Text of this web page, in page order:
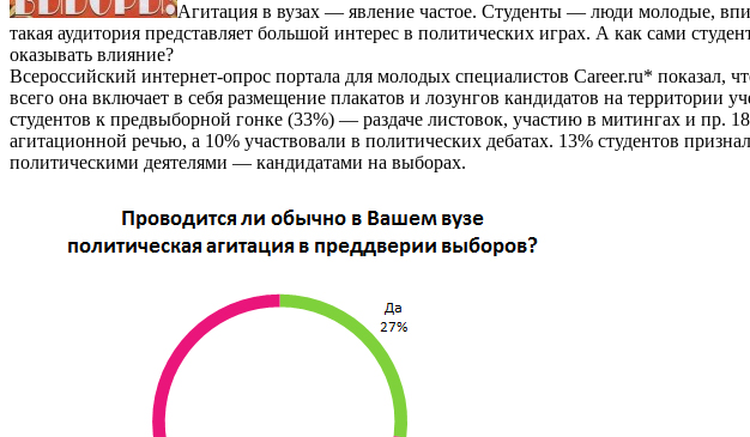
Агитация в вузах — явление частое. Студенты — люди молодые,
такая аудитория представляет большой интерес в политических играх. А как сами
оказывать влияние?
Всероссийский интернет-опрос портала для молодых специалистов Career.ru* показал,
всего она включает в себя размещение плакатов и лозунгов кандидатов на территории
студентов к предвыборной гонке (33%) — раздаче листовок, участию в митингах и пр.
агитационной речью, а 10% участвовали в политических дебатах. 13% студентов
политическими деятелями — кандидатами на выборах.